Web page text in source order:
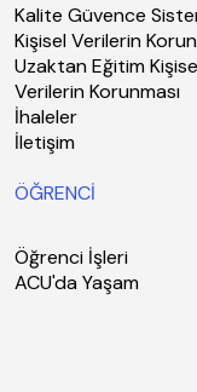
Kalite Güvence
Kişisel Verilerin
Uzaktan Eğitim
Verilerin Korunması
İhaleler
İletişim
ÖĞRENCİ
Öğrenci İşleri
ACU'da Yaşam